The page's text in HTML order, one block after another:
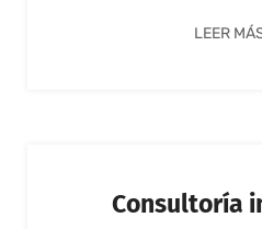
LEER
Consultoría